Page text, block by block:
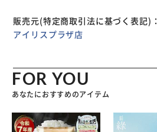
販売元(特定商取引法に基づく表記)：
アイリスプラザ店
FOR YOU
あなたにおすすめのアイテム